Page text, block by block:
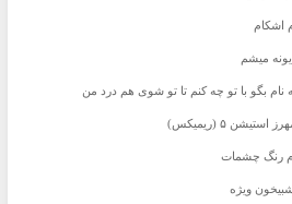
اشکام
میشم
بگو با تو چه کنم تا تو شوی هم درد من
۵ (ریمیکس)
رنگ چشمات
ویژه